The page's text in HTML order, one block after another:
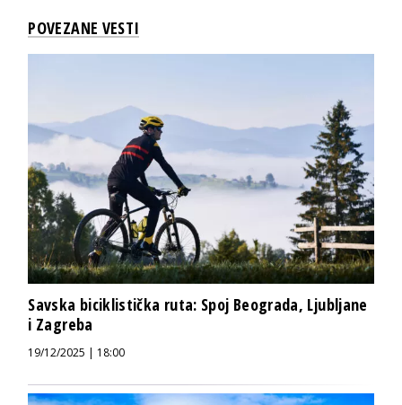
POVEZANE VESTI
Savska biciklistička ruta: Spoj Beograda, Ljubljane
i Zagreba
19/12/2025 | 18:00